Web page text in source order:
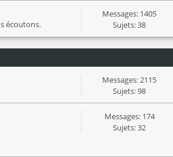
écoutons.
Messages: 1405
Sujets: 38
Messages: 2115
Sujets: 98
Messages: 174
Sujets: 32